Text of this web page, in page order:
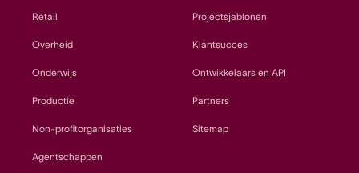
Retail
Overheid
Onderwijs
Productie
Non-profitorganisaties
Agentschappen
Projectsjablonen
Klantsucces
Ontwikkelaars en API
Partners
Sitemap